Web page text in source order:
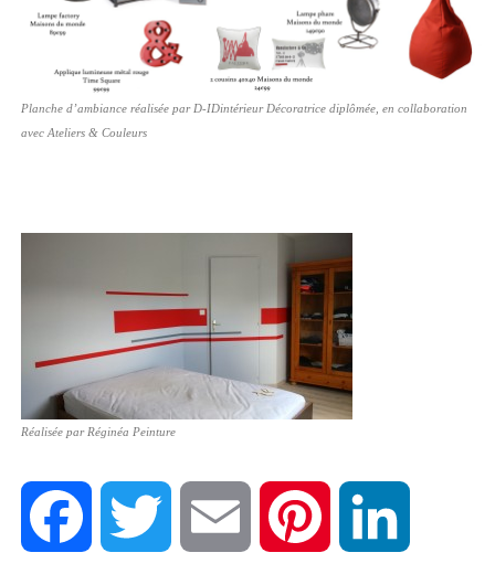
Planche d’ambiance réalisée par D-IDintérieur Décoratrice diplômée, en collaboration
avec Ateliers & Couleurs
Réalisée par Réginéa Peinture